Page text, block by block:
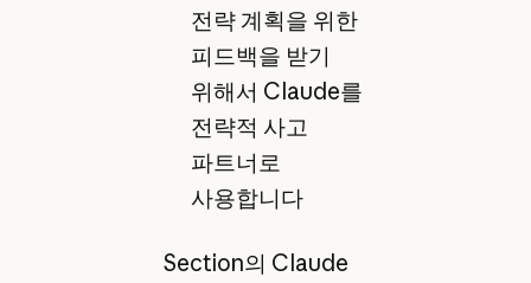
전략 계획을 위한
피드백을 받기
위해서 Claude를
전략적 사고
파트너로
사용합니다
Section의 Claude